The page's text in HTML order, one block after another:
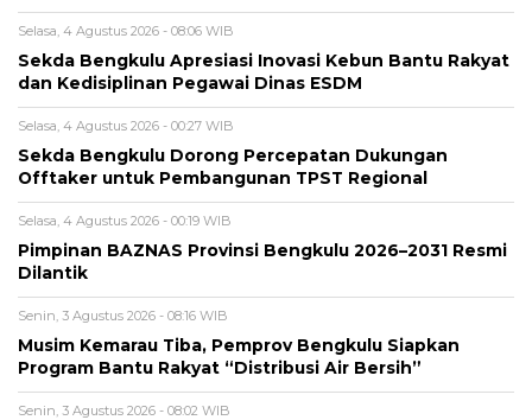
Selasa, 4 Agustus 2026 - 08:06 WIB
Sekda Bengkulu Apresiasi Inovasi Kebun Bantu Rakyat
dan Kedisiplinan Pegawai Dinas ESDM
Selasa, 4 Agustus 2026 - 00:27 WIB
Sekda Bengkulu Dorong Percepatan Dukungan
Offtaker untuk Pembangunan TPST Regional
Selasa, 4 Agustus 2026 - 00:19 WIB
Pimpinan BAZNAS Provinsi Bengkulu 2026–2031 Resmi
Dilantik
Senin, 3 Agustus 2026 - 08:16 WIB
Musim Kemarau Tiba, Pemprov Bengkulu Siapkan
Program Bantu Rakyat “Distribusi Air Bersih”
Senin, 3 Agustus 2026 - 08:02 WIB